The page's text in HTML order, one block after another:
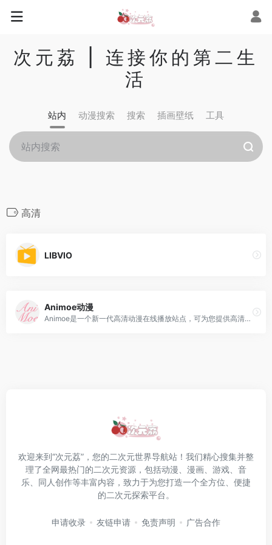
次元荔 | 连接你的第二生
活
站内 动漫搜索 搜索 插画壁纸 工具
高清
LIBVIO
Animoe动漫
Animoe是一个新一代高清动漫在线播放站点，可为您提供高清、迅速、无广告打扰的优质观赏体验。
欢迎来到“次元荔”，您的二次元世界导航站！我们精心搜集并整
理了全网最热门的二次元资源，包括动漫、漫画、游戏、音
乐、同人创作等丰富内容，致力于为您打造一个全方位、便捷
的二次元探索平台。
申请收录 友链申请 免责声明 广告合作